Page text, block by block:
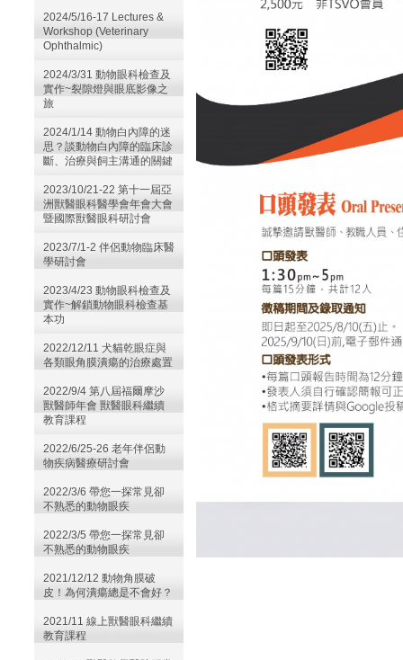
2024/5/16-17 Lectures &
Workshop (Veterinary
Ophthalmic)
2024/3/31 動物眼科檢查及
實作~裂隙燈與眼底影像之
旅
2024/1/14 動物白內障的迷
思？談動物白內障的臨床診
斷、治療與飼主溝通的關鍵
2023/10/21-22 第十一屆亞
洲獸醫眼科醫學會年會大會
暨國際獸醫眼科研討會
2023/7/1-2 伴侶動物臨床醫
學研討會
2023/4/23 動物眼科檢查及
實作~解鎖動物眼科檢查基
本功
2022/12/11 犬貓乾眼症與
各類眼角膜潰瘍的治療處置
2022/9/4 第八屆福爾摩沙
獸醫師年會 獸醫眼科繼續
教育課程
2022/6/25-26 老年伴侶動
物疾病醫療研討會
2022/3/6 帶您一探常見卻
不熟悉的動物眼疾
2022/3/5 帶您一探常見卻
不熟悉的動物眼疾
2021/12/12 動物角膜破
皮！為何潰瘍總是不會好？
2021/11 線上獸醫眼科繼續
教育課程